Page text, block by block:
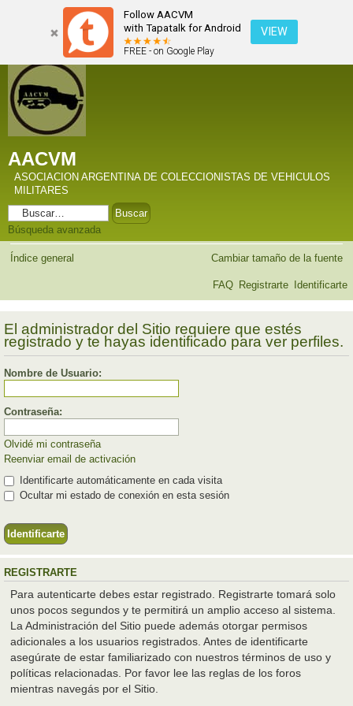
Follow AACVM
with Tapatalk for Android
FREE - on Google Play
VIEW
AACVM
ASOCIACION ARGENTINA DE COLECCIONISTAS DE VEHICULOS
MILITARES
Búsqueda avanzada
Índice general Cambiar tamaño de la fuente
FAQ Registrarte Identificarte
El administrador del Sitio requiere que estés
registrado y te hayas identificado para ver perfiles.
Nombre de Usuario:
Contraseña:
Olvidé mi contraseña
Reenviar email de activación
Identificarte automáticamente en cada visita
Ocultar mi estado de conexión en esta sesión
REGISTRARTE
Para autenticarte debes estar registrado. Registrarte tomará solo
unos pocos segundos y te permitirá un amplio acceso al sistema.
La Administración del Sitio puede además otorgar permisos
adicionales a los usuarios registrados. Antes de identificarte
asegúrate de estar familiarizado con nuestros términos de uso y
políticas relacionadas. Por favor lee las reglas de los foros
mientras navegás por el Sitio.